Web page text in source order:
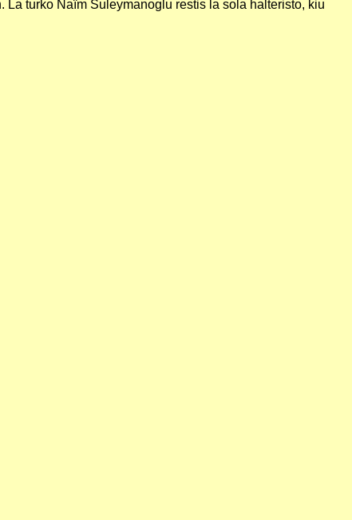
turko Naïm Suleymanoglu restis la sola halteristo, kiu